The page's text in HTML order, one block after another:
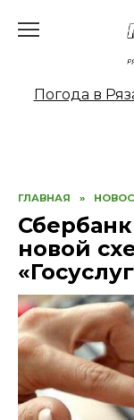
Погода в
ГЛАВНАЯ »
новой